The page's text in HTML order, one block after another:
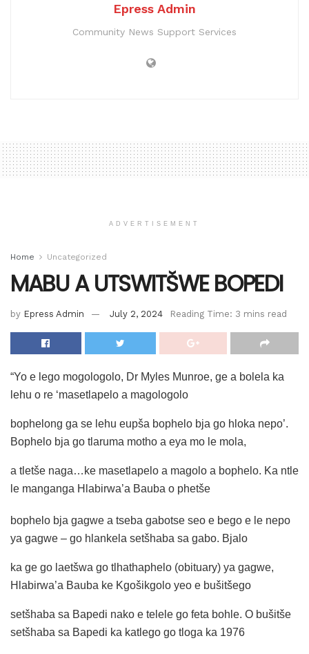
Epress Admin
Community News Support Services
ADVERTISEMENT
Home Uncategorized
MABU A UTSWITŠWE BOPEDI
by Epress Admin July 2, 2024 Reading Time: 3 mins read
“Yo e lego mogologolo, Dr Myles Munroe, ge a bolela ka
lehu o re ‘masetlapelo a magologolo
bophelong ga se lehu eupša bophelo bja go hloka nepo’.
Bophelo bja go tlaruma motho a eya mo le mola,
a tletše naga…ke masetlapelo a magolo a bophelo. Ka ntle
le manganga Hlabirwa’a Bauba o phetše
bophelo bja gagwe a tseba gabotse seo e bego e le nepo
ya gagwe – go hlankela setšhaba sa gabo. Bjalo
ka ge go laetšwa go tlhathaphelo (obituary) ya gagwe,
Hlabirwa’a Bauba ke Kgošikgolo yeo e bušitšego
setšhaba sa Bapedi nako e telele go feta bohle. O bušitše
setšhaba sa Bapedi ka katlego go tloga ka 1976